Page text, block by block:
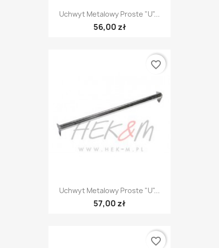
Uchwyt Metalowy Proste "U"...
56,00 zł
Uchwyt Metalowy Proste "U"...
57,00 zł
favorite_border
favorite_border